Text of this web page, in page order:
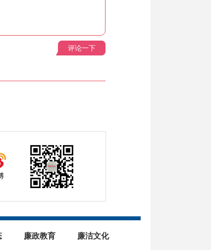
评论一下
廉政教育 廉洁文化